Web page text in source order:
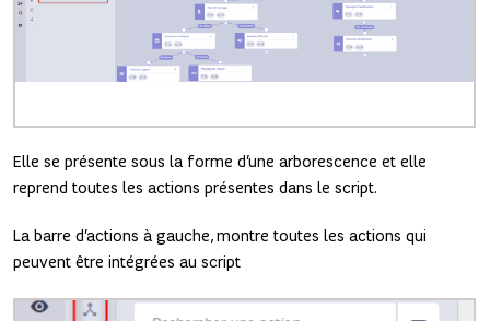
Elle se présente sous la forme d’une arborescence et elle
reprend toutes les actions présentes dans le script.
La barre d’actions à gauche, montre toutes les actions qui
peuvent être intégrées au script